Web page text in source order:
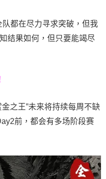
队都在尽力寻求突破，但我
结果如何，但只要能竭尽
之王”未来将持续每周不缺
前，都会有多场阶段赛